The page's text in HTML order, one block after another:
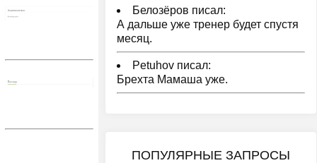
Белозёров писал:
А дальше уже тренер будет спустя
месяц.
Petuhov писал:
Брехта Мамаша уже.
ПОПУЛЯРНЫЕ ЗАПРОСЫ